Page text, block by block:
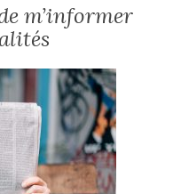
m’informer